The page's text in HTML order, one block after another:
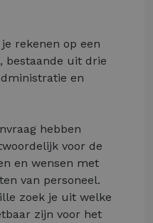
rekenen op een
bestaande uit drie
en
hebben
voor de
en wensen met
van personeel.
zoek je uit welke
zijn voor het